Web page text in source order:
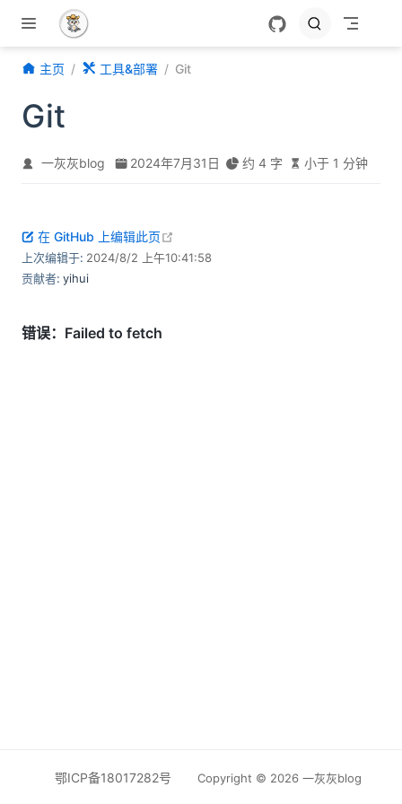
跳至主要內容
主页 工具&部署 Git
Git
一灰灰blog 2024年7月31日 约 4 字 小于 1 分钟
在 GitHub 上编辑此页
上次编辑于: 2024/8/2 上午10:41:58
贡献者: yihui
鄂ICP备18017282号 Copyright © 2026 一灰灰blog